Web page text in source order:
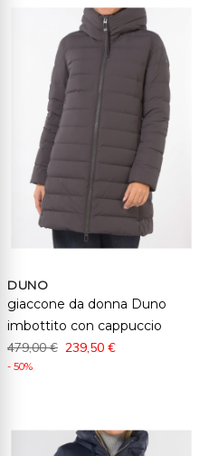
DUNO
giaccone da donna Duno
imbottito con cappuccio
479,00 € 239,50 €
- 50%